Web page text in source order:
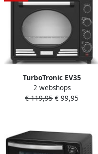
TurboTronic EV35
Elektrische vrijstaande
retro oven 35 Liter Compact
230 graden Timer Draaispit
1600W Zwart
2 webshops
€ 119,95 € 99,95